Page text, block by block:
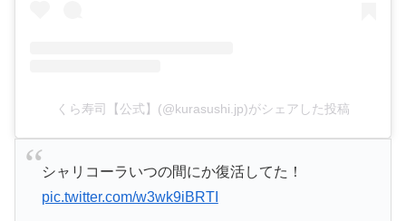
くら寿司【公式】(@kurasushi.jp)がシェアした投稿
シャリコーラいつの間にか復活してた！
pic.twitter.com/w3wk9iBRTI